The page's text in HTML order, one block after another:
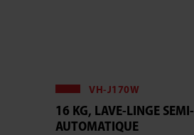
VH-J170W
16 KG, LAVE-LINGE SEMI-
AUTOMATIQUE